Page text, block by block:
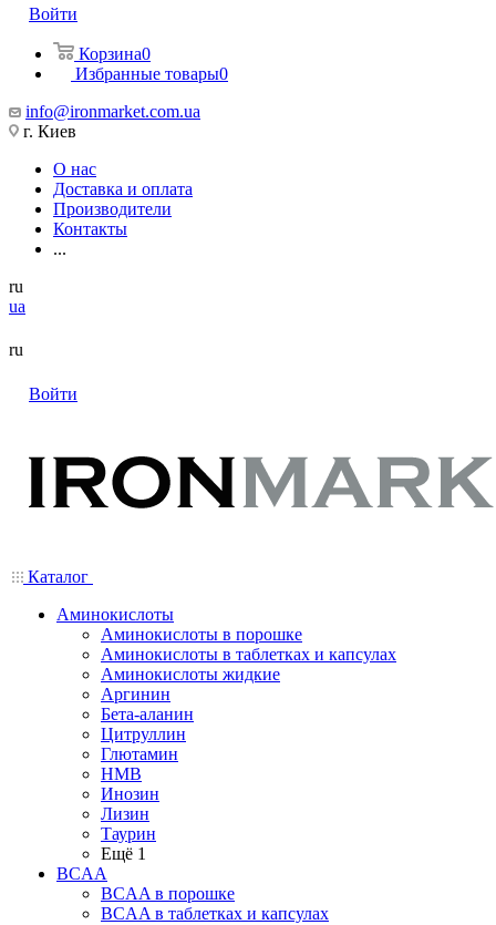
Войти
Корзина0
Избранные товары0
info@ironmarket.com.ua
г. Киев
О нас
Доставка и оплата
Производители
Контакты
...
ru
ua
ru
Войти
Каталог
Аминокислоты
Аминокислоты в порошке
Аминокислоты в таблетках и капсулах
Аминокислоты жидкие
Аргинин
Бета-аланин
Цитруллин
Глютамин
HMB
Инозин
Лизин
Таурин
Ещё 1
BCAA
BCAA в порошке
BCAA в таблетках и капсулах